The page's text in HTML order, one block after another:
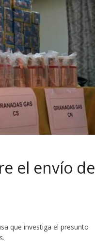
el envío de
que investiga el presunto